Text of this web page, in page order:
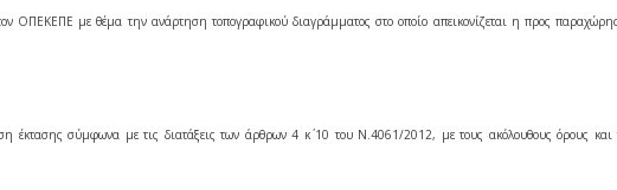
ΟΠΕΚΕΠΕ με θέμα την ανάρτηση τοπογραφικού διαγράμματος στο οποίο απεικονίζεται η προς
σύμφωνα με τις διατάξεις των άρθρων 4 κ΄ 10 του Ν.4061/2012, με τους ακόλουθους όρους και